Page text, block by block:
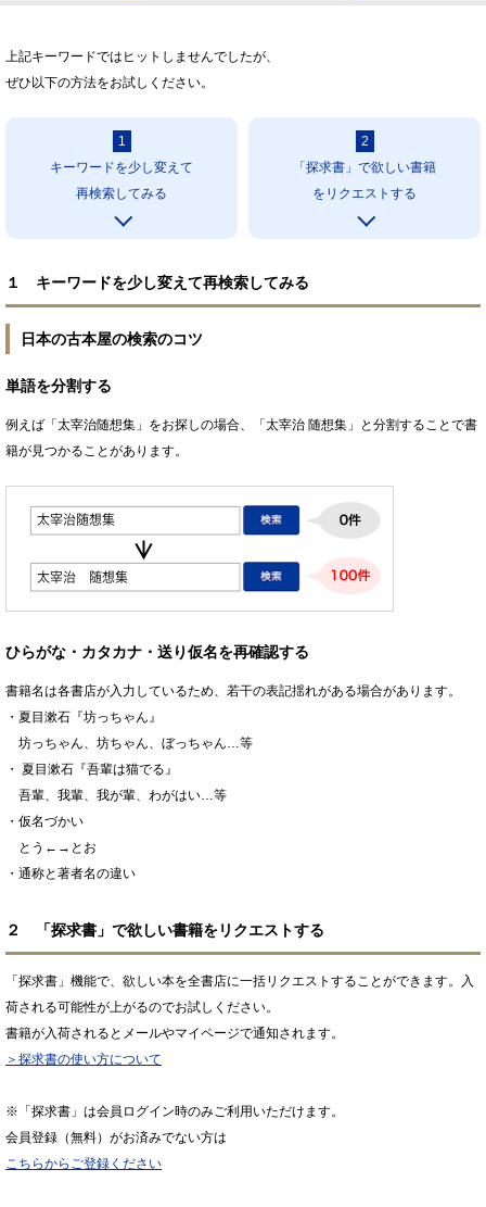
上記キーワードではヒットしませんでしたが、
ぜひ以下の方法をお試しください。
1
キーワードを少し変えて
再検索してみる
2
「探求書」で欲しい書籍
をリクエストする
１ キーワードを少し変えて再検索してみる
日本の古本屋の検索のコツ
単語を分割する
例えば「太宰治随想集」をお探しの場合、「太宰治 随想集」と分割することで書
籍が見つかることがあります。
ひらがな・カタカナ・送り仮名を再確認する
書籍名は各書店が入力しているため、若干の表記揺れがある場合があります。
・夏目漱石『坊っちゃん』
坊っちゃん、坊ちゃん、ぼっちゃん…等
・ 夏目漱石『吾輩は猫でる』
吾輩、我輩、我が輩、わがはい…等
・仮名づかい
とう←→とお
・通称と著者名の違い
２ 「探求書」で欲しい書籍をリクエストする
「探求書」機能で、欲しい本を全書店に一括リクエストすることができます。入
荷される可能性が上がるのでお試しください。
書籍が入荷されるとメールやマイページで通知されます。
＞探求書の使い方について
※「探求書」は会員ログイン時のみご利用いただけます。
会員登録（無料）がお済みでない方は
こちらからご登録ください